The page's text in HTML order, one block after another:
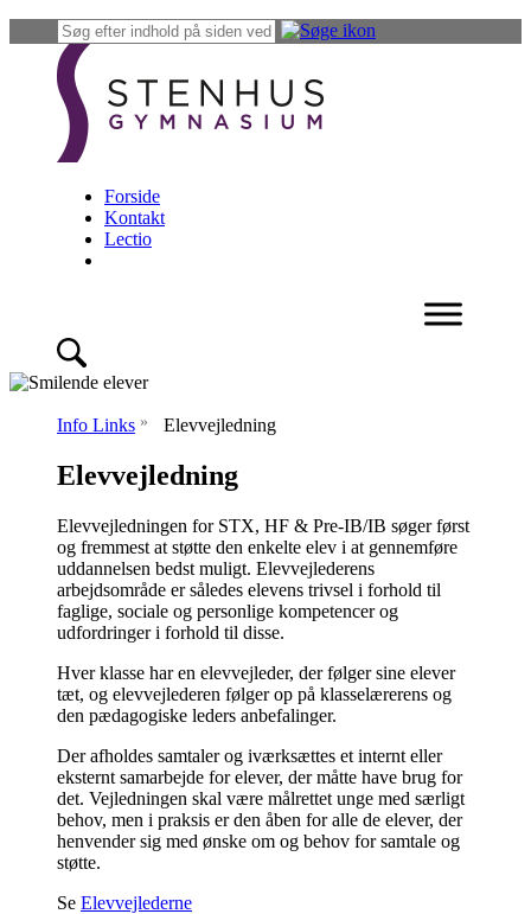
Forside
Kontakt
Lectio
Info Links » Elevvejledning
Elevvejledning
Elevvejledningen for STX, HF & Pre-IB/IB søger først
og fremmest at støtte den enkelte elev i at gennemføre
uddannelsen bedst muligt. Elevvejlederens
arbejdsområde er således elevens trivsel i forhold til
faglige, sociale og personlige kompetencer og
udfordringer i forhold til disse.
Hver klasse har en elevvejleder, der følger sine elever
tæt, og elevvejlederen følger op på klasselærerens og
den pædagogiske leders anbefalinger.
Der afholdes samtaler og iværksættes et internt eller
eksternt samarbejde for elever, der måtte have brug for
det. Vejledningen skal være målrettet unge med særligt
behov, men i praksis er den åben for alle de elever, der
henvender sig med ønske om og behov for samtale og
støtte.
Se Elevvejlederne